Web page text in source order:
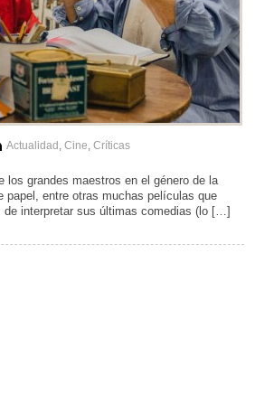
Actualidad Cine Críticas
los grandes maestros en el género de la
entre otras muchas películas que
interpretar sus últimas comedias (lo […]